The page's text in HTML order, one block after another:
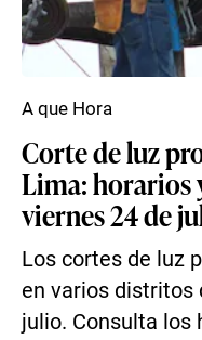
Corte de luz
Lima: horarios
viernes 24 de
Los cortes de luz
en varios distritos
julio. Consulta los
A que Hora